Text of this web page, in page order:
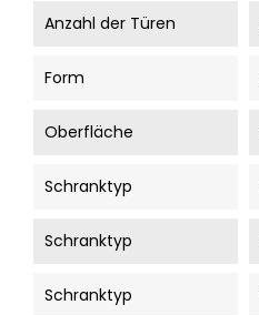
Anzahl der Türen
Form
Oberfläche
Schranktyp
Schranktyp
Schranktyp